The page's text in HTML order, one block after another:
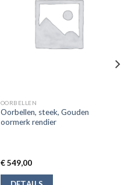
OORBELLEN
Oorbellen, steek, Gouden
oormerk rendier
€549,00